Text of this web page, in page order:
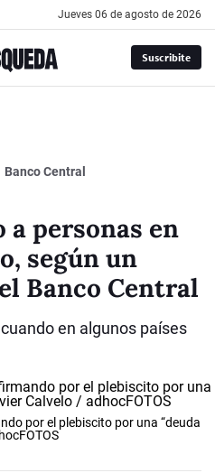
jueves 06 de agosto de 2026
Suscribite
Banco Central
a personas en
según un
Banco Central
en algunos países
por el plebiscito por una “deuda